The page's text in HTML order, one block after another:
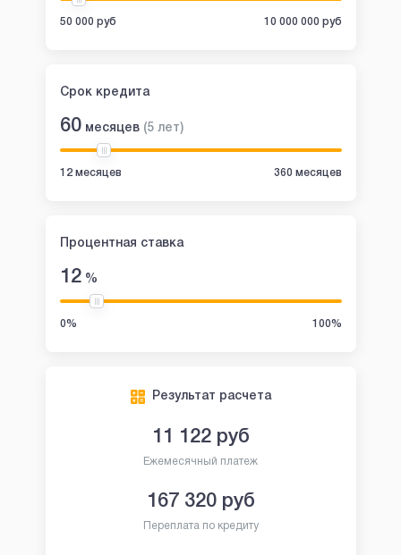
50 000 руб 10 000 000 руб
Срок кредита
60 месяцев (5 лет)
12 месяцев 360 месяцев
Процентная ставка
12%
0% 100%
Результат расчета
11 122руб
Ежемесячный платеж
167 320руб
Переплата по кредиту